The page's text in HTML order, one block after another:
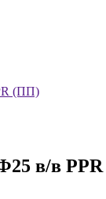
(ПП)
в/в